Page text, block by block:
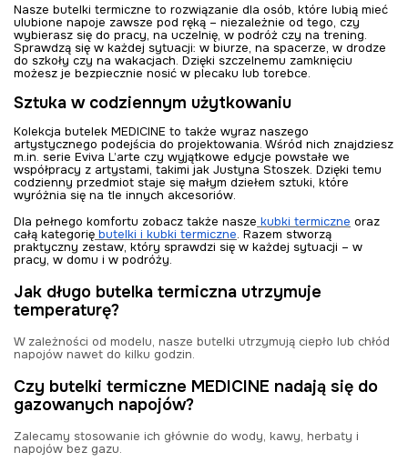
Nasze butelki termiczne to rozwiązanie dla osób, które lubią mieć
ulubione napoje zawsze pod ręką – niezależnie od tego, czy
wybierasz się do pracy, na uczelnię, w podróż czy na trening.
Sprawdzą się w każdej sytuacji: w biurze, na spacerze, w drodze
do szkoły czy na wakacjach. Dzięki szczelnemu zamknięciu
możesz je bezpiecznie nosić w plecaku lub torebce.
Sztuka w codziennym użytkowaniu
Kolekcja butelek MEDICINE to także wyraz naszego
artystycznego podejścia do projektowania. Wśród nich znajdziesz
m.in. serie Eviva L’arte czy wyjątkowe edycje powstałe we
współpracy z artystami, takimi jak Justyna Stoszek. Dzięki temu
codzienny przedmiot staje się małym dziełem sztuki, które
wyróżnia się na tle innych akcesoriów.
Dla pełnego komfortu zobacz także nasze kubki termiczne oraz
całą kategorię butelki i kubki termiczne. Razem stworzą
praktyczny zestaw, który sprawdzi się w każdej sytuacji – w
pracy, w domu i w podróży.
Jak długo butelka termiczna utrzymuje
temperaturę?
W zależności od modelu, nasze butelki utrzymują ciepło lub chłód
napojów nawet do kilku godzin.
Czy butelki termiczne MEDICINE nadają się do
gazowanych napojów?
Zalecamy stosowanie ich głównie do wody, kawy, herbaty i
napojów bez gazu.